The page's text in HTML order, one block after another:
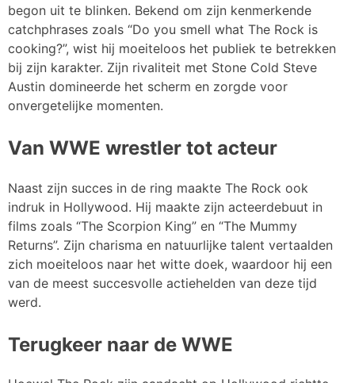
begon uit te blinken. Bekend om zijn kenmerkende
catchphrases zoals “Do you smell what The Rock is
cooking?”, wist hij moeiteloos het publiek te betrekken
bij zijn karakter. Zijn rivaliteit met Stone Cold Steve
Austin domineerde het scherm en zorgde voor
onvergetelijke momenten.
Van WWE wrestler tot acteur
Naast zijn succes in de ring maakte The Rock ook
indruk in Hollywood. Hij maakte zijn acteerdebuut in
films zoals “The Scorpion King” en “The Mummy
Returns”. Zijn charisma en natuurlijke talent vertaalden
zich moeiteloos naar het witte doek, waardoor hij een
van de meest succesvolle actiehelden van deze tijd
werd.
Terugkeer naar de WWE